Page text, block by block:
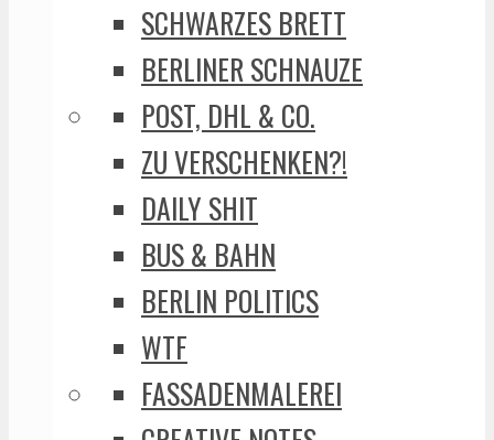
SCHWARZES BRETT
BERLINER SCHNAUZE
POST, DHL & CO.
ZU VERSCHENKEN?!
DAILY SHIT
BUS & BAHN
BERLIN POLITICS
WTF
FASSADENMALEREI